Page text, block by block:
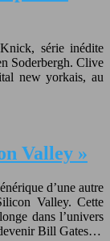
série inédite
Soderbergh. Clive
new yorkais, au
Valley »
d’une autre
Valley. Cette
dans l’univers
Bill Gates…